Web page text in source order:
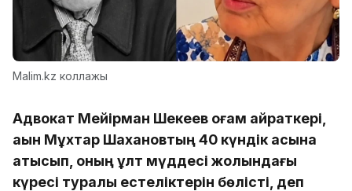
Malim.kz коллажы
Адвокат Мейірман Шекеев қоғам қайраткері,
ақын Мұхтар Шахановтың 40 күндік асына
қатысып, оның ұлт мүддесі жолындағы
күресі туралы естеліктерін бөлісті, деп